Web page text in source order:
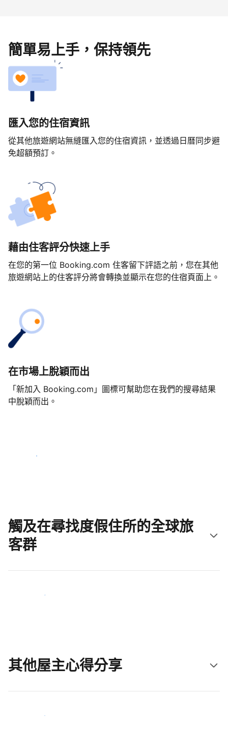
簡單易上手，保持領先
匯入您的住宿資訊
從其他旅遊網站無縫匯入您的住宿資訊，並透過日曆同步避
免超額預訂。
藉由住客評分快速上手
在您的第一位 Booking.com 住客留下評語之前，您在其他
旅遊網站上的住客評分將會轉換並顯示在您的住宿頁面上。
在市場上脫穎而出
「新加入 Booking.com」圖標可幫助您在我們的搜尋結果
中脫穎而出。
立即開始吧
觸及在尋找度假住所的全球旅
客群
立即接觸新住客
其他屋主心得分享
加入同業的行列